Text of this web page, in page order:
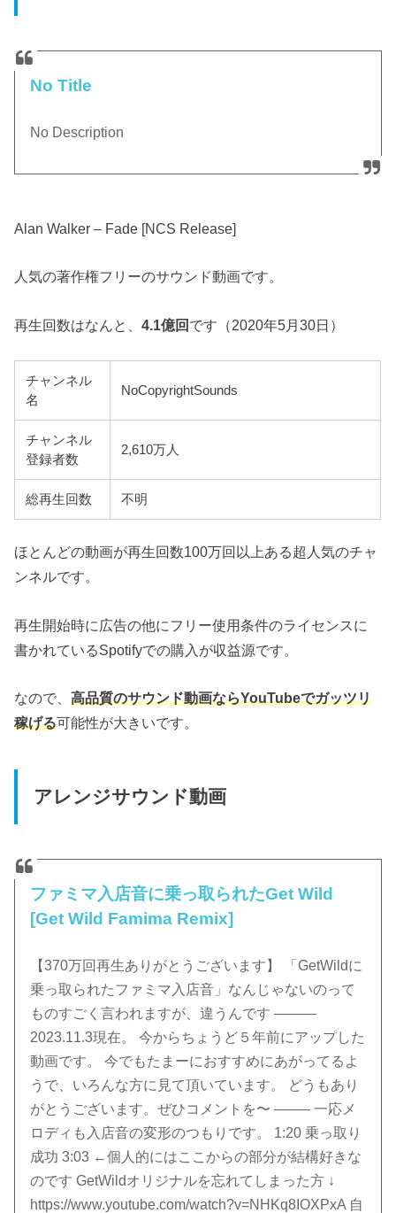
No Title
No Description
Alan Walker – Fade [NCS Release]
人気の著作権フリーのサウンド動画です。
再生回数はなんと、4.1億回 です（2020年5月30日）
チャンネル
名
NoCopyrightSounds
チャンネル
登録者数
2,610万人
総再生回数 不明
ほとんどの動画が再生回数100万回以上ある超人気のチャ
ンネルです。
再生開始時に広告の他にフリー使用条件のライセンスに
書かれているSpotifyでの購入が収益源です。
なので、高品質のサウンド動画ならYouTubeでガッツリ
稼げる可能性が大きいです。
アレンジサウンド動画
ファミマ入店音に乗っ取られたGet Wild
[Get Wild Famima Remix]
【370万回再生ありがとうございます】 「GetWildに
乗っ取られたファミマ入店音」なんじゃないのって
ものすごく言われますが、違うんです ———
2023.11.3現在。 今からちょうど５年前にアップした
動画です。 今でもたまーにおすすめにあがってるよ
うで、いろんな方に見て頂いています。 どうもあり
がとうございます。ぜひコメントを〜 ——– 一応メ
ロディも入店音の変形のつもりです。 1:20 乗っ取り
成功 3:03 ←個人的にはここからの部分が結構好きな
のです GetWildオリジナルを忘れてしまった方 ↓
https://www.youtube.com/watch?v=NHKq8IOXPxA 自